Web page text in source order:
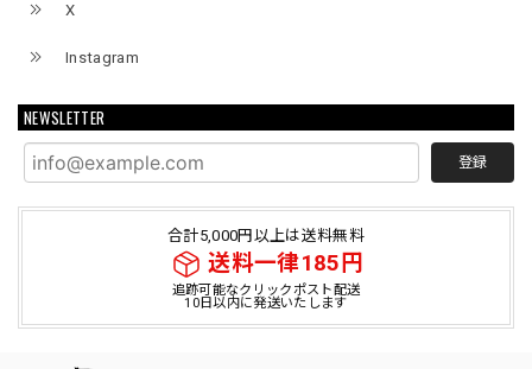
X
Instagram
NEWSLETTER
登録
合計5,000円以上は送料無料
送料一律185円
追跡可能なクリックポスト配送
10日以内に発送いたします